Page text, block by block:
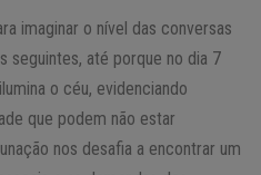
imaginar o nível das conversas
seguintes, até porque no dia 7
ilumina o céu, evidenciando
que podem não estar
nos desafia a encontrar um